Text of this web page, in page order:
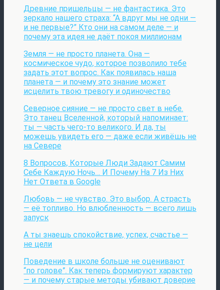
Древние пришельцы — не фантастика. Это
зеркало нашего страха: “А вдруг мы не одни —
и не первые?” Кто они на самом деле — и
почему эта идея не даёт покоя миллионам
Земля — не просто планета. Она —
космическое чудо, которое позволило тебе
задать этот вопрос. Как появилась наша
планета — и почему это знание может
исцелить твою тревогу и одиночество
Северное сияние — не просто свет в небе.
Это танец Вселенной, который напоминает:
ты — часть чего-то великого. И да, ты
можешь увидеть его — даже если живёшь не
на Севере
8 Вопросов, Которые Люди Задают Самим
Себе Каждую Ночь… И Почему На 7 Из Них
Нет Ответа в Google
Любовь — не чувство. Это выбор. А страсть
— её топливо. Но влюбленность — всего лишь
запуск
А ты знаешь спокойствие, успех, счастье —
не цели
Поведение в школе больше не оценивают
“по голове”. Как теперь формируют характер
— и почему старые методы убивают доверие